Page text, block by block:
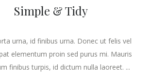
Simple & Tidy
urna, id finibus urna. Donec ut felis vel
elementum proin sed purus mi. Mauris
finibus turpis, id dictum nulla laoreet. ...